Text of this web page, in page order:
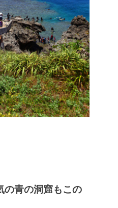
の青の洞窟もこの